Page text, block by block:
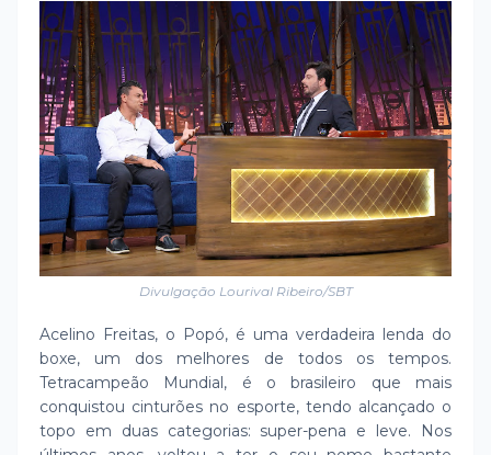
Divulgação Lourival Ribeiro/SBT
Acelino Freitas, o Popó, é uma verdadeira lenda do
boxe, um dos melhores de todos os tempos.
Tetracampeão Mundial, é o brasileiro que mais
conquistou cinturões no esporte, tendo alcançado o
topo em duas categorias: super-pena e leve. Nos